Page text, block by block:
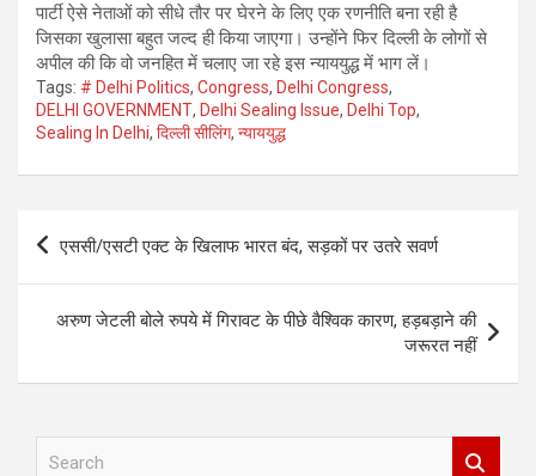
पार्टी ऐसे नेताओं को सीधे तौर पर घेरने के लिए एक रणनीति बना रही है
जिसका खुलासा बहुत जल्द ही किया जाएगा। उन्होंने फिर दिल्ली के लोगों से
अपील की कि वो जनहित में चलाए जा रहे इस न्याययुद्ध में भाग लें।
Tags: # Delhi Politics, Congress, Delhi Congress,
DELHI GOVERNMENT, Delhi Sealing Issue, Delhi Top,
Sealing In Delhi, दिल्ली सीलिंग, न्याययुद्ध
Post
navigation
एससी/एसटी एक्ट के खिलाफ भारत बंद, सड़कों पर उतरे सवर्ण
अरुण जेटली बोले रुपये में गिरावट के पीछे वैश्विक कारण, हड़बड़ाने की
जरूरत नहीं